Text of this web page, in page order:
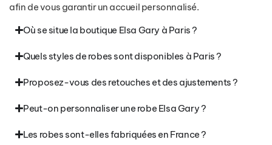
afin de vous garantir un accueil personnalisé.
Où se situe la boutique Elsa Gary à Paris ?
Quels styles de robes sont disponibles à Paris ?
Proposez-vous des retouches et des ajustements ?
Peut-on personnaliser une robe Elsa Gary ?
Les robes sont-elles fabriquées en France ?